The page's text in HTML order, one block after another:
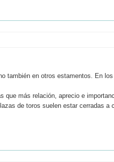
también en otros estamentos. En los
más relación, aprecio e
de toros suelen estar cerradas a